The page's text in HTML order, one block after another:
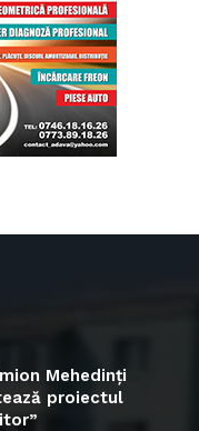
Mehedinți
proiectul